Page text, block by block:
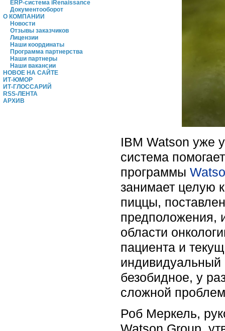
ERP-система iRenaissance
Документооборот
О КОМПАНИИ
Новости
Отзывы заказчиков
Лицензии
Наши координаты
Программа партнерства
Наши партнеры
Наши вакансии
НОВОЕ НА САЙТЕ
ИТ-ЮМОР
ИТ-ГЛОССАРИЙ
RSS-ЛЕНТА
АРХИВ
IBM Watson уже
система
программы
занимает целую
пиццы,
предположения,
области
пациента и
индивидуальный
безобидное, у
сложной
Роб Меркель,